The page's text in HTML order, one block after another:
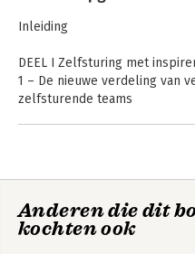
Sturen op resultaat
Bekijk alle boeken
Inleiding
DEEL I Zelfsturing met
1 – De nieuwe verdeling van
zelfsturende teams
5 – Gangbare hulpmiddelen
6 – Objectives, progress
Anderen die dit
kochten ook